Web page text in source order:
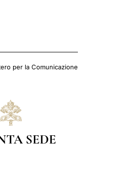
per la Comunicazione
SEDE